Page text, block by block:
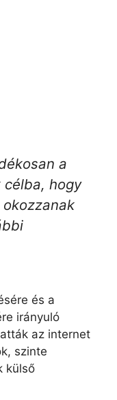
a
hogy
és a
irányuló
az internet
szinte
külső